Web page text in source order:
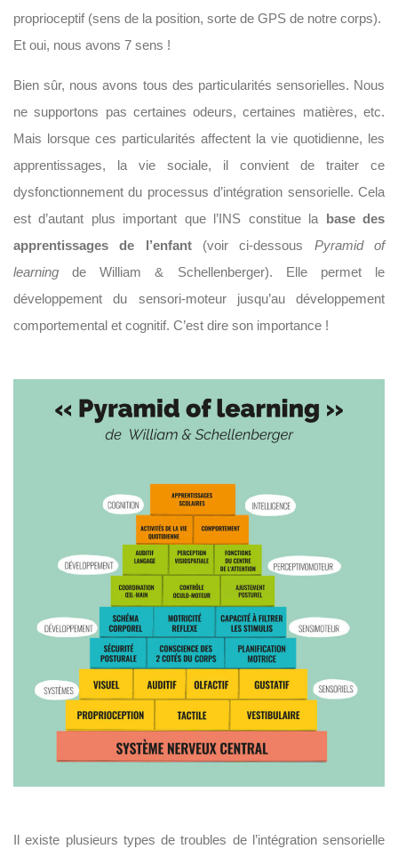
proprioceptif (sens de la position, sorte de GPS de notre corps).
Et oui, nous avons 7 sens !
Bien sûr, nous avons tous des particularités sensorielles. Nous
ne supportons pas certaines odeurs, certaines matières, etc.
Mais lorsque ces particularités affectent la vie quotidienne, les
apprentissages, la vie sociale, il convient de traiter ce
dysfonctionnement du processus d’intégration sensorielle. Cela
est d’autant plus important que l’INS constitue la base des
apprentissages de l’enfant(voir ci-dessous Pyramid of
learning de William & Schellenberger). Elle permet le
développement du sensori-moteur jusqu’au développement
comportemental et cognitif. C’est dire son importance !
Il existe plusieurs types de troubles de l’intégration sensorielle